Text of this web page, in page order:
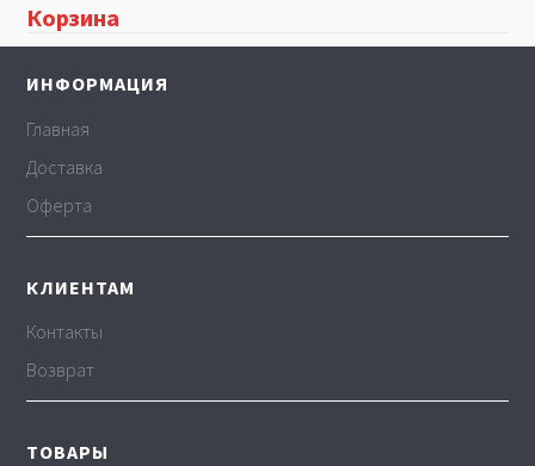
Корзина
ИНФОРМАЦИЯ
Главная
Доставка
Оферта
КЛИЕНТАМ
Контакты
Возврат
ТОВАРЫ